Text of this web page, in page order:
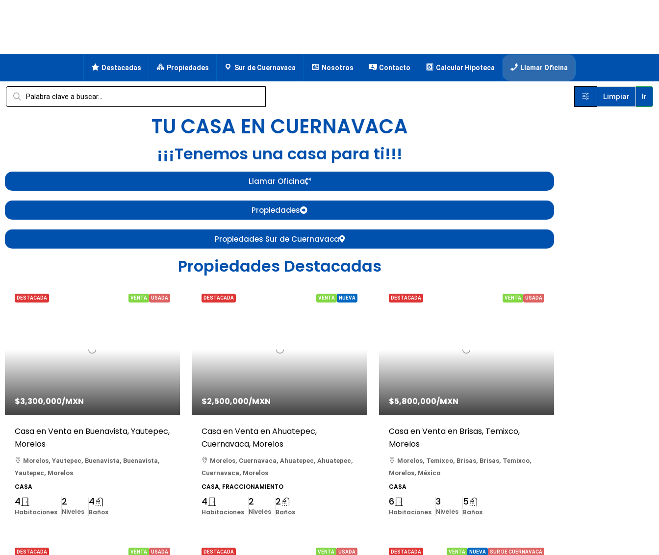
Destacadas Propiedades Sur de Cuernavaca Nosotros Contacto Calcular Hipoteca Llamar Oficina
Limpiar Ir
TU CASA EN CUERNAVACA
¡¡¡Tenemos una casa para ti!!!
Llamar Oficina
Propiedades
Propiedades Sur de Cuernavaca
Propiedades Destacadas
DESTACADA VENTA USADA
$3,300,000/MXN
Casa en Venta en Buenavista, Yautepec,
Morelos
Morelos, Yautepec, Buenavista, Buenavista,
Yautepec, Morelos
CASA
4
Habitaciones
2
Niveles
4
Baños
DESTACADA VENTA NUEVA
$2,500,000/MXN
Casa en Venta en Ahuatepec,
Cuernavaca, Morelos
Morelos, Cuernavaca, Ahuatepec, Ahuatepec,
Cuernavaca, Morelos
CASA, FRACCIONAMIENTO
4
Habitaciones
2
Niveles
2
Baños
DESTACADA VENTA USADA
$5,800,000/MXN
Casa en Venta en Brisas, Temixco,
Morelos
Morelos, Temixco, Brisas, Brisas, Temixco,
Morelos, México
CASA
6
Habitaciones
3
Niveles
5
Baños
DESTACADA VENTA USADA DESTACADA VENTA USADA DESTACADA VENTA NUEVA SUR DE CUERNAVACA